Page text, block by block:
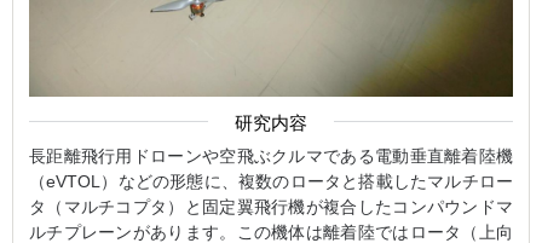
研究内容
長距離飛行用ドローンや空飛ぶクルマである電動垂直離着陸機
（eVTOL）などの形態に、複数のロータと搭載したマルチロー
タ（マルチコプタ）と固定翼飛行機が複合したコンパウンドマ
ルチプレーンがあります。この機体は離着陸ではロータ（上向